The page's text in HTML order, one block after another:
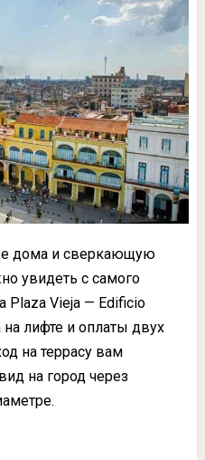
дома и сверкающую
увидеть с самого
Plaza Vieja — Edificio
лифте и оплаты двух
на террасу вам
на город через